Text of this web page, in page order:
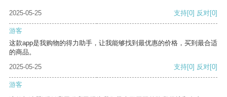
2025-05-25 支持[0] 反对[0]
游客
这款app是我购物的得力助手，让我能够找到最优惠的价格，买到最合适
的商品。
2025-05-25
支持[0] 反对[0]
游客